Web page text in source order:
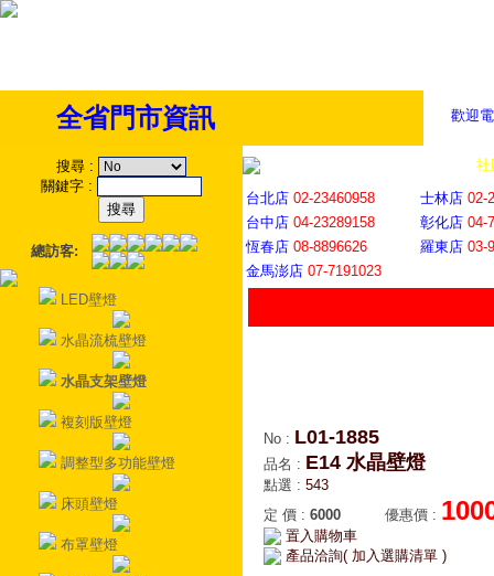
歡迎
全省門市資訊
搜尋 :
關鍵字 :
總訪客:
LED壁燈
水晶流梳壁燈
水晶支架壁燈
複刻版壁燈
調整型多功能壁燈
床頭壁燈
布罩壁燈
社
台北店 02-23460958 士林店 02-
台中店 04-23289158 彰化店 04-
恆春店 08-8896626 羅東店 03-
金馬澎店 07-7191023
No : L01-1885
品名 : E14 水晶壁燈
點選 : 543
定 價 : 6000 優惠價 :
置入購物車
產品洽詢( 加入選購清單 )